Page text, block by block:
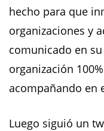
hecho para que
organizaciones y
comunicado en
organización
acompañando en
Luego siguió un